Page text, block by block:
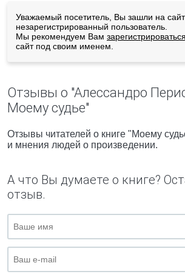
Уважаемый посетитель, Вы зашли на сайт
незарегистрированный пользователь.
Мы рекомендуем Вам зарегистрироваться
сайт под своим именем.
Отзывы о "Алессандро
Моему судье"
Отзывы читателей о книге "Моему
и мнения людей о произведении.
А что Вы думаете о книге?
отзыв.